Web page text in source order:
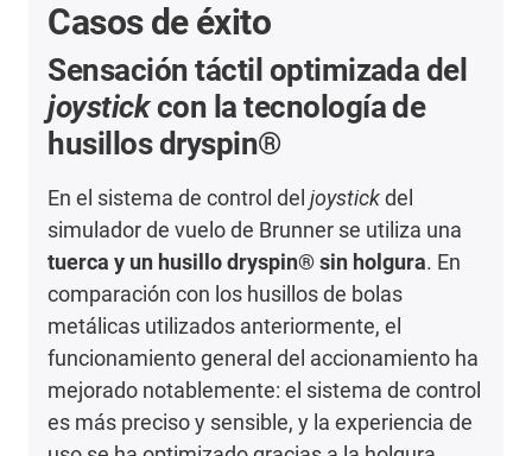
Casos de éxito
Sensación táctil optimizada del
joystickcon la tecnología de
husillos dryspin®
En el sistema de control deljoystickdel
simulador de vuelo de Brunner se utiliza una
tuerca y un husillo dryspin® sin holgura. En
comparación con los husillos de bolas
metálicas utilizados anteriormente, el
funcionamiento general del accionamiento ha
mejorado notablemente: el sistema de control
es más preciso y sensible, y la experiencia de